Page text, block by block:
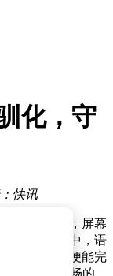
化，守
快讯
地抓起手机，屏幕
迹；上班途中，语
需深思熟虑便能完
文案，其流畅的